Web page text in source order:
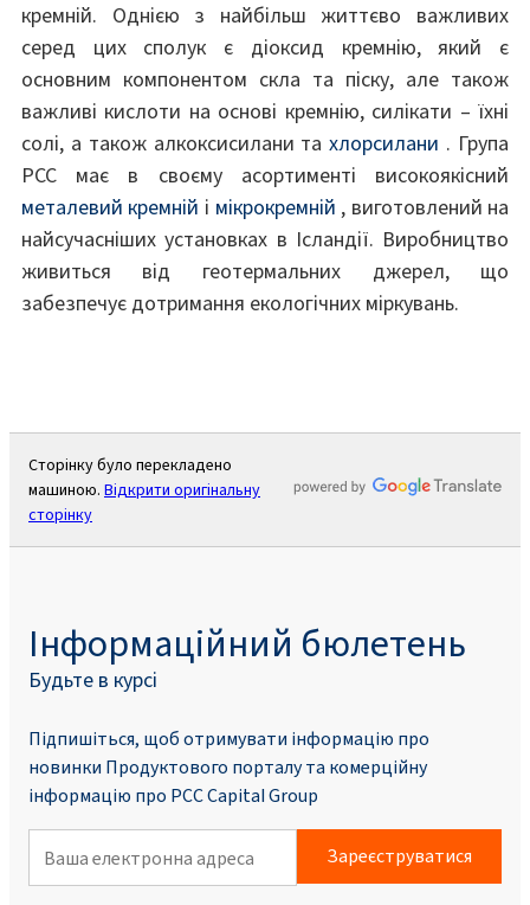
кремній. Однією з найбільш життєво важливих
серед цих сполук є діоксид кремнію, який є
основним компонентом скла та піску, але також
важливі кислоти на основі кремнію, силікати – їхні
солі, а також алкоксисилани тахлорсилани . Група
PCC має в своєму асортименті високоякісний
металевий кремній і мікрокремній , виготовлений на
найсучасніших установках в Ісландії. Виробництво
живиться від геотермальних джерел, що
забезпечує дотримання екологічних міркувань.
Сторінку було перекладено
машиною. Відкрити оригінальну
сторінку
Інформаційний бюлетень
Будьте в курсі
Підпишіться, щоб отримувати інформацію про
новинки Продуктового порталу та комерційну
інформацію про PCC Capital Group
Зареєструватися